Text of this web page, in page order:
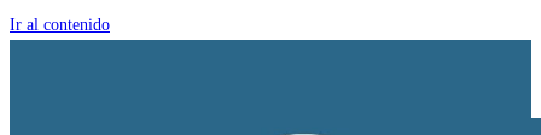
Ir al contenido